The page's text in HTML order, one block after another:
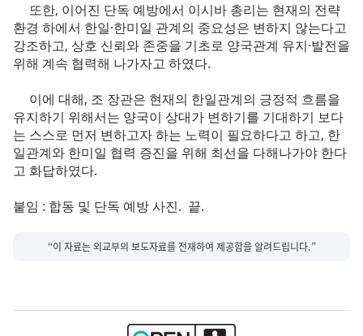
또한, 이어진 단독 예방에서 이시바 총리는 현재의 전략
환경 하에서 한일·한미일 관계의 중요성은 변하지 않는다고
강조하고, 상호 신뢰와 존중을 기초로 양국관계 유지·발전을
위해 계속 협력해 나가자고 하였다.
이에 대해, 조 장관은 현재의 한일관계의 긍정적 흐름을
유지하기 위해서는 양국이 상대가 변하기를 기대하기 보다
는 스스로 먼저 변하고자 하는 노력이 필요하다고 하고, 한
일관계와 한미일 협력 증진을 위해 최선을 다해나가야 한다
고 화답하였다.
붙임 : 합동 및 단독 예방 사진. 끝.
“이 자료는 외교부의 보도자료를 전재하여 제공함을 알려드립니다.”